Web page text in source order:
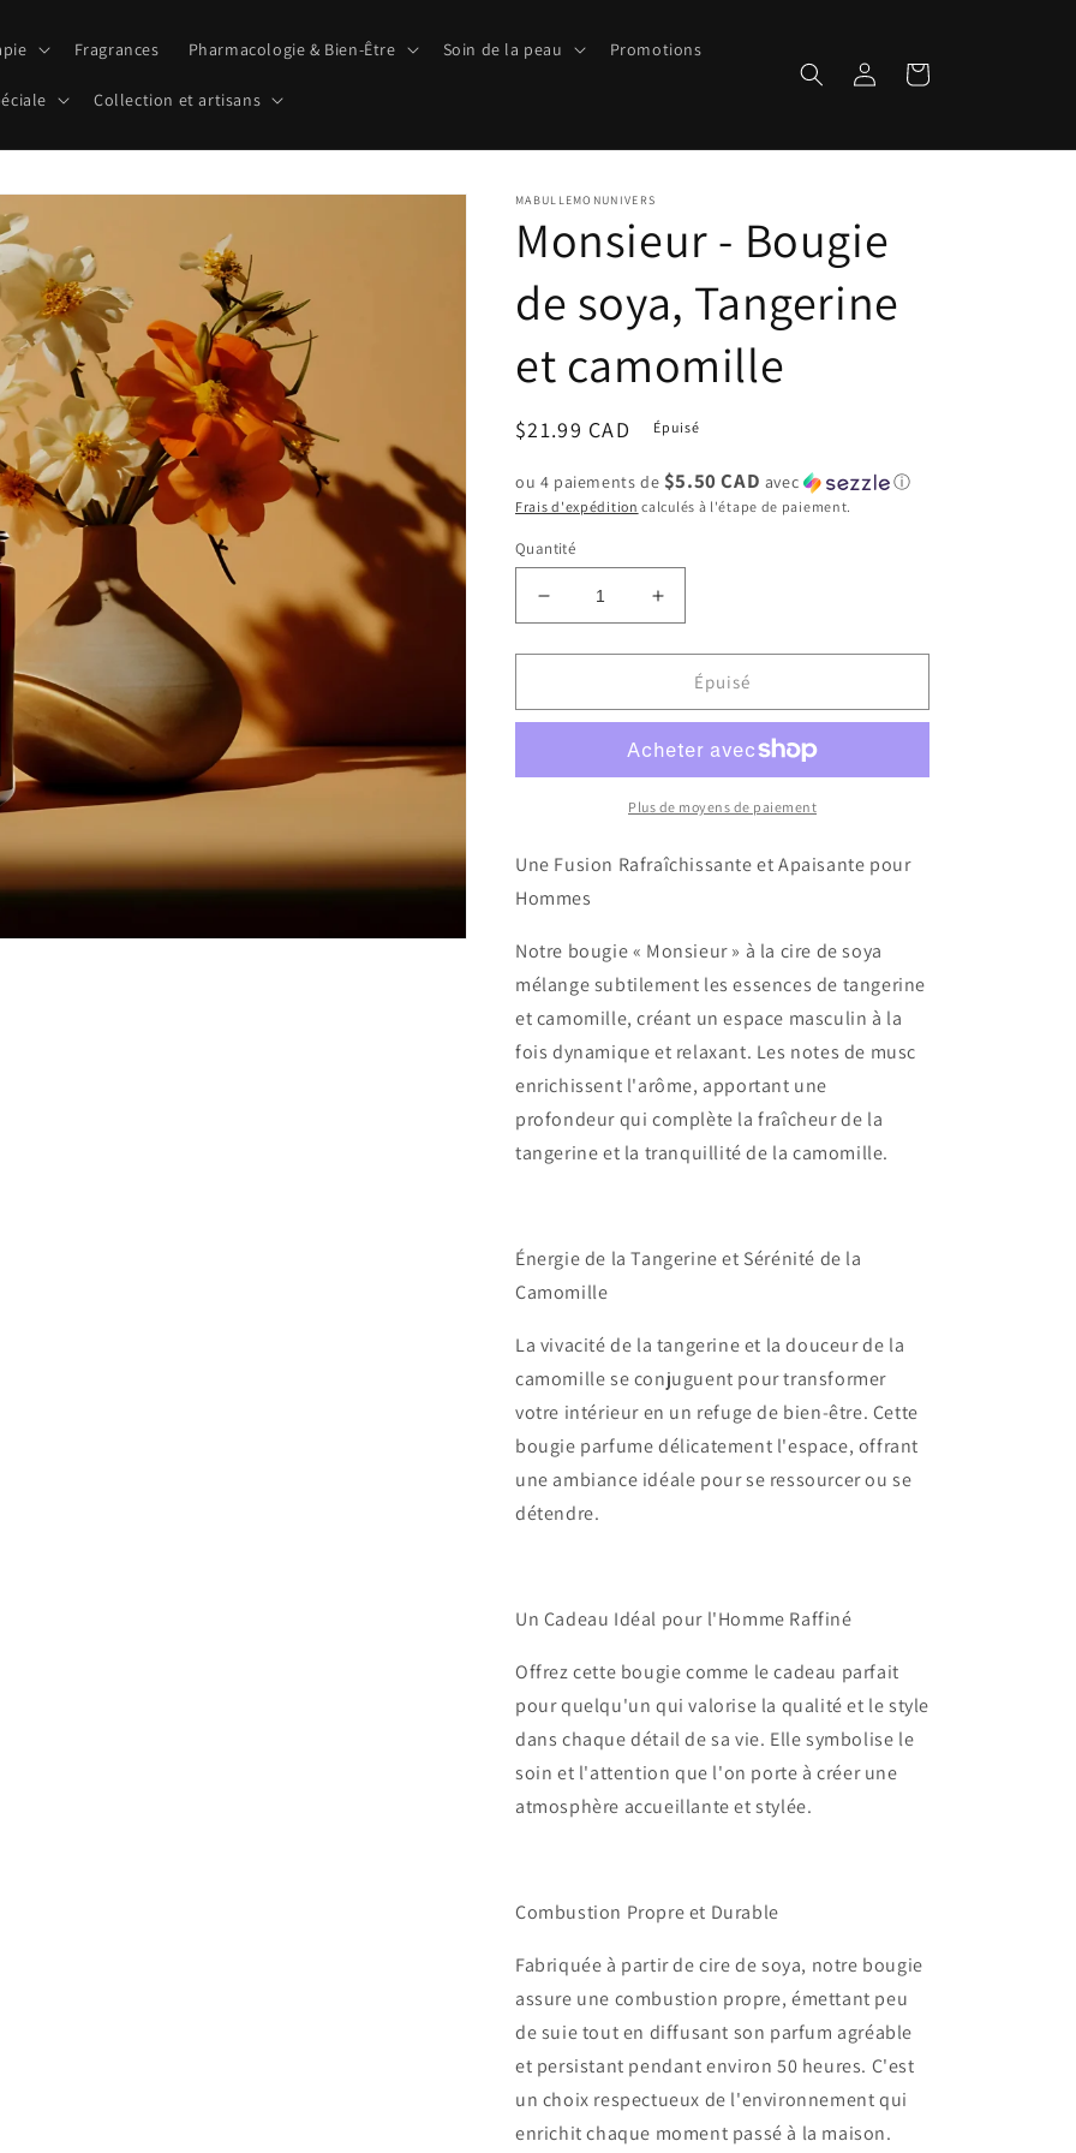
Fragrances Pharmacologie & Bien-Être Soin de la peau Promotions
Collection et artisans
Connexion Panier
MABULLEMONUNIVERS
Monsieur - Bougie
de soya, Tangerine
et camomille
Prix
$21.99 CAD Épuisé
ou 4 paiements de $5.50 CAD avec ⓘ
Frais d'expédition calculés à l'étape de paiement.
Quantité
Réduire
la
quantité
Monsieur
de
et
Augmenter
la
quantité
Monsieur
Bougie
de
soya,
et
Épuisé
Plus de moyens de paiement
Une Fusion Rafraîchissante et Apaisante pour
Hommes
Notre bougie « Monsieur » à la cire de soya
mélange subtilement les essences de tangerine
et camomille, créant un espace masculin à la
fois dynamique et relaxant. Les notes de musc
enrichissent l'arôme, apportant une
profondeur qui complète la fraîcheur de la
tangerine et la tranquillité de la camomille.
Énergie de la Tangerine et Sérénité de la
Camomille
La vivacité de la tangerine et la douceur de la
camomille se conjuguent pour transformer
votre intérieur en un refuge de bien-être. Cette
bougie parfume délicatement l'espace, offrant
une ambiance idéale pour se ressourcer ou se
détendre.
Un Cadeau Idéal pour l'Homme Raffiné
Offrez cette bougie comme le cadeau parfait
pour quelqu'un qui valorise la qualité et le style
dans chaque détail de sa vie. Elle symbolise le
soin et l'attention que l'on porte à créer une
atmosphère accueillante et stylée.
Combustion Propre et Durable
Fabriquée à partir de cire de soya, notre bougie
assure une combustion propre, émettant peu
de suie tout en diffusant son parfum agréable
et persistant pendant environ 50 heures. C'est
un choix respectueux de l'environnement qui
enrichit chaque moment passé à la maison.